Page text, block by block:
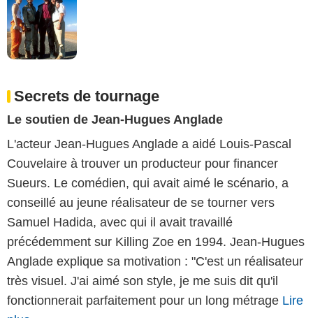
Secrets de tournage
Le soutien de Jean-Hugues Anglade
L'acteur Jean-Hugues Anglade a aidé Louis-Pascal
Couvelaire à trouver un producteur pour financer
Sueurs. Le comédien, qui avait aimé le scénario, a
conseillé au jeune réalisateur de se tourner vers
Samuel Hadida, avec qui il avait travaillé
précédemment sur Killing Zoe en 1994. Jean-Hugues
Anglade explique sa motivation : "C'est un réalisateur
très visuel. J'ai aimé son style, je me suis dit qu'il
fonctionnerait parfaitement pour un long métrage Lire